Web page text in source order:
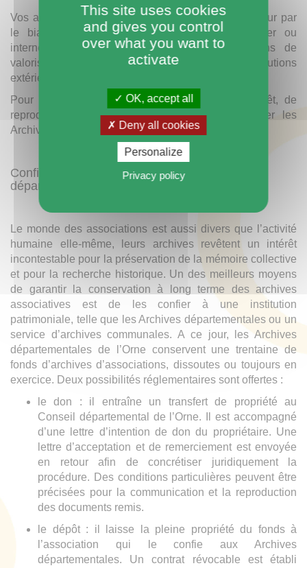
Vos archives peuvent également être mises en valeur par
le biais d’expositions ou de publications (papier ou
internet) dans le cadre de vos propres actions de
valorisation ou bien par des personnes ou institutions
extérieures.
Pour tout conseil concernant les questions de prêt, de
reproduction ou de droits, vous pouvez contacter les
Archives départementales
Confier vos archives associatives aux Archives
départementales
Le monde des associations est aussi divers que l’activité
humaine elle-même, leurs archives revêtent un intérêt
incontestable pour la préservation de la mémoire collective
et pour la recherche historique. Un des meilleurs moyens
de garantir la conservation à long terme des archives
associatives est de les confier à une institution
patrimoniale, telle que les Archives départementales ou un
service d’archives communales. A ce jour, les Archives
départementales de l’Orne conservent une trentaine de
fonds d’archives d’associations, dissoutes ou toujours en
exercice. Deux possibilités réglementaires sont offertes :
le don : il entraîne un transfert de propriété au
Conseil départemental de l’Orne. Il est accompagné
d’une lettre d’intention de don du propriétaire. Une
lettre d’acceptation et de remerciement est envoyée
en retour afin de concrétiser juridiquement la
procédure. Des conditions particulières peuvent être
précisées pour la communication et la reproduction
des documents remis.
le dépôt : il laisse la pleine propriété du fonds à
l’association qui le confie aux Archives
départementales. Un contrat révocable est établi
This site uses cookies
and gives you control
over what you want to
activate
OK, accept all
Deny all cookies
Personalize
Privacy policy